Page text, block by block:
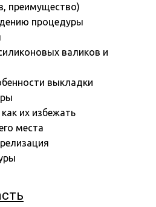
преимущество)
процедуры
валиков и
выкладки
их избежать
места